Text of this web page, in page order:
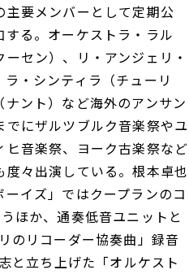
主要メンバーとして定期公
る。オーケストラ・ラル
セン）、リ・アンジェリ・
・シンティラ（チューリ
ント）など海外のアンサン
にザルツブルク音楽祭やユ
ヒ音楽祭、ヨーク古楽祭など
々出演している。根本卓也
イズ」ではクープランのコ
ほか、通奏低音ユニットと
のリコーダー協奏曲」録音
と立ち上げた「オルケスト